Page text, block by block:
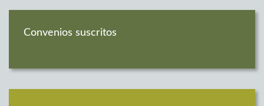
Convenios suscritos